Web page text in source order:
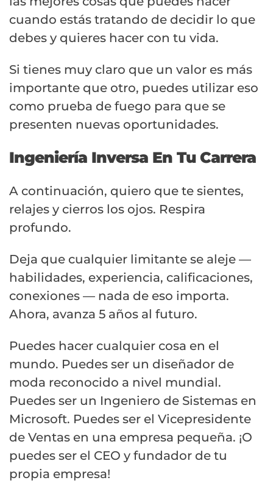
cuando estás tratando de decidir lo que
debes y quieres hacer con tu vida.
Si tienes muy claro que un valor es más
importante que otro, puedes utilizar eso
como prueba de fuego para que se
presenten nuevas oportunidades.
Ingeniería Inversa En Tu Carrera
A continuación, quiero que te sientes,
relajes y cierros los ojos. Respira
profundo.
Deja que cualquier limitante se aleje —
habilidades, experiencia, calificaciones,
conexiones — nada de eso importa.
Ahora, avanza 5 años al futuro.
Puedes hacer cualquier cosa en el
mundo. Puedes ser un diseñador de
moda reconocido a nivel mundial.
Puedes ser un Ingeniero de Sistemas en
Microsoft. Puedes ser el Vicepresidente
de Ventas en una empresa pequeña. ¡O
puedes ser el CEO y fundador de tu
propia empresa!